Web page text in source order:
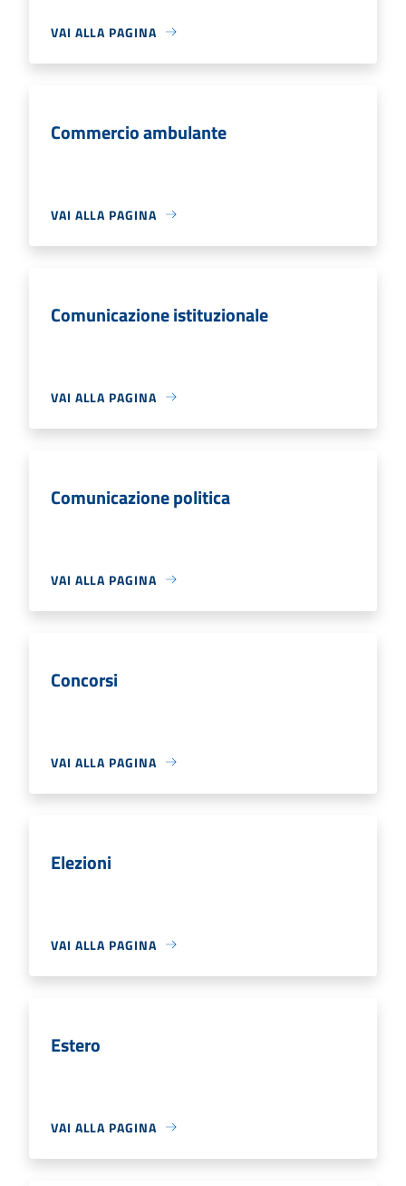
VAI ALLA PAGINA
Commercio ambulante
VAI ALLA PAGINA
Comunicazione istituzionale
VAI ALLA PAGINA
Comunicazione politica
VAI ALLA PAGINA
Concorsi
VAI ALLA PAGINA
Elezioni
VAI ALLA PAGINA
Estero
VAI ALLA PAGINA